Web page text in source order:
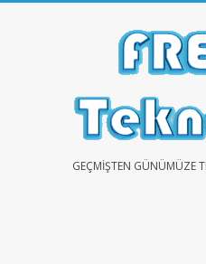
FREEGEÇMIŞTEN GÜNÜMÜZE